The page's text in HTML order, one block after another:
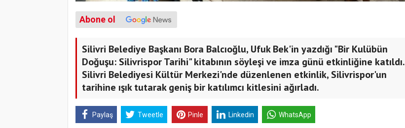
Abone ol
Silivri Belediye Başkanı Bora Balcıoğlu, Ufuk Bek'in yazdığı "Bir Kulübün
Doğuşu: Silivrispor Tarihi" kitabının söyleşi ve imza günü etkinliğine katıldı.
Silivri Belediyesi Kültür Merkezi'nde düzenlenen etkinlik, Silivrispor'un
tarihine ışık tutarak geniş bir katılımcı kitlesini ağırladı.
Paylaş Tweetle Pinle Linkedin WhatsApp